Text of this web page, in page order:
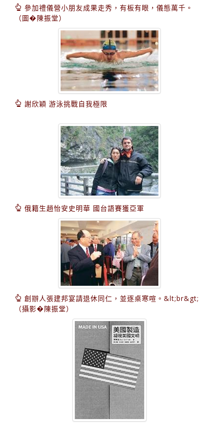
參加禮儀營小朋友成果走秀，有板有眼，儀態萬千。
（圖�陳振堂）
謝欣穎 游泳挑戰自我極限
俄籍生趙怡安史明華 國台語賽獲亞軍
創辦人張建邦宴請退休同仁，並逐桌寒喧。&lt;br&gt;
（攝影�陳振堂）